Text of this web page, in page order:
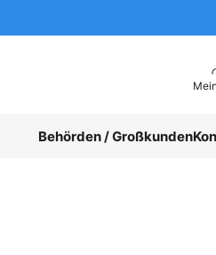
Behörden / Großkunden